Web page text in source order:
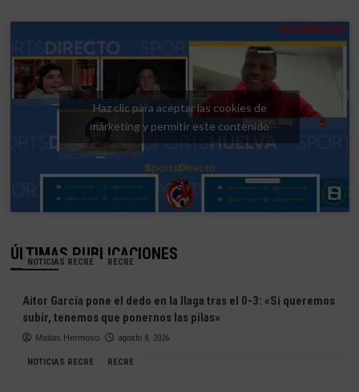
Haz clic para aceptar las cookies de
márketing y permitir este contenido
ÚLTIMAS PUBLICACIONES
NOTICIAS RECRE RECRE
Aitor García pone el dedo en la llaga tras el 0-3: «Si queremos
subir, tenemos que ponernos las pilas»
Matias Hermoso agosto 8, 2026
NOTICIAS RECRE RECRE